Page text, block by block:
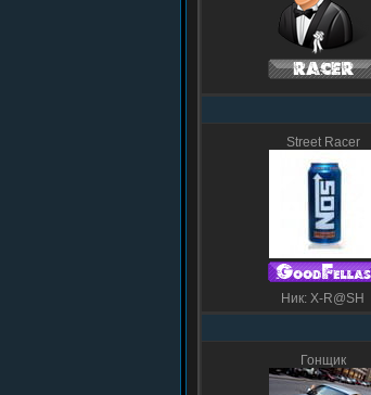
Street Racer
Ник: X-R@SH
Гонщик